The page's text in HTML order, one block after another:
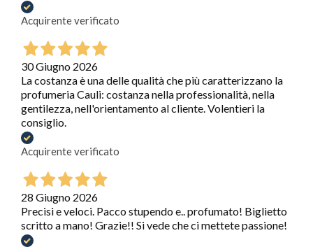
Acquirente verificato
30 Giugno 2026
La costanza è una delle qualità che più caratterizzano la
profumeria Cauli: costanza nella professionalità, nella
gentilezza, nell'orientamento al cliente. Volentieri la
consiglio.
Acquirente verificato
28 Giugno 2026
Precisi e veloci. Pacco stupendo e.. profumato! Biglietto
scritto a mano! Grazie!! Si vede che ci mettete passione!